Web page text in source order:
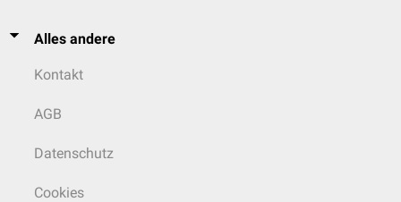
Alles andere
Kontakt
AGB
Datenschutz
Cookies